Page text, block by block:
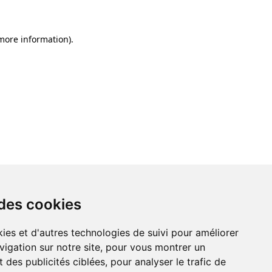
cookies
et d'autres technologies de suivi pour améliorer
sur notre site, pour vous montrer un
des publicités ciblées, pour analyser le trafic de
information).